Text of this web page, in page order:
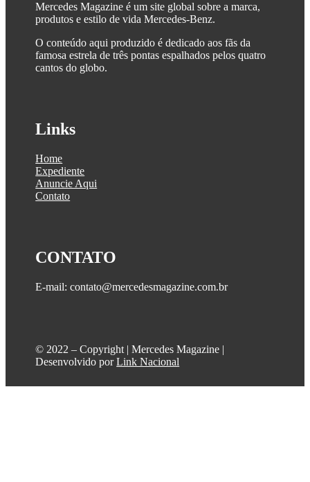
Mercedes Magazine é um site global sobre a marca,
produtos e estilo de vida Mercedes-Benz.
O conteúdo aqui produzido é dedicado aos fãs da
famosa estrela de três pontas espalhados pelos quatro
cantos do globo.
Links
Home
Expediente
Anuncie Aqui
Contato
CONTATO
E-mail: contato@mercedesmagazine.com.br
©️ 2022 – Copyright | Mercedes Magazine |
Desenvolvido porLink Nacional